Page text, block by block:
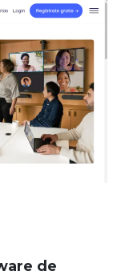
de